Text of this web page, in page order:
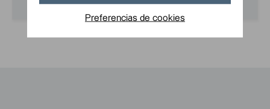
Preferencias de cookies